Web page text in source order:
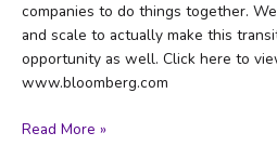
companies to do things together.
and scale to actually make this
opportunity as well. Click here to
www.bloomberg.com
Google’s
Read More »